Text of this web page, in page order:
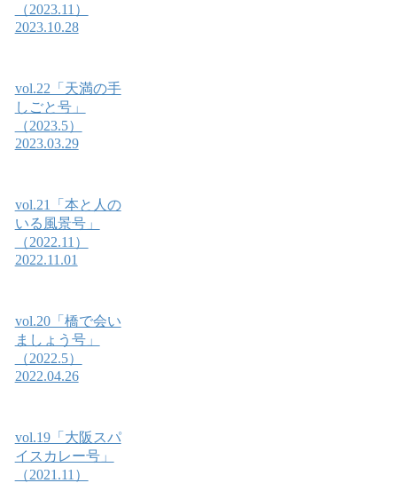
（2023.11）
2023.10.28
vol.22「天満の手
しごと号」
（2023.5）
2023.03.29
vol.21「本と人の
いる風景号」
（2022.11）
2022.11.01
vol.20「橋で会い
ましょう号」
（2022.5）
2022.04.26
vol.19「大阪スパ
イスカレー号」
（2021.11）